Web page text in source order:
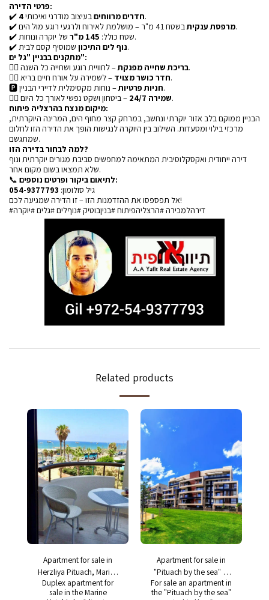
פרטי הדירה:
✔️
4 חדרים מרווחיםבעיצוב מודרני ואיכותי.
✔️
מרפסת ענקיתבשטח 41 מ"ר – מושלמת לאירוח ולרגעי רוגע מול הים.
✔️ שטח כולל: 145 מ"ר
של יוקרה ונוחות.
✔️
נוף לים התיכוןשמוסיף קסם לבית.
מתקנים בבניין "גל ים":
🏊‍♀️
בריכת שחייה מפנקת– לחוויית רוגע ושחייה כל השנה.
🏋️‍♀️
חדר כושר מצויד– לשמירה על אורח חיים בריא.
🅿️
חניות פרטיות– נוחות מקסימלית לדיירי הבניין.
👮‍♀️
שמירה 24/7– ביטחון ושקט נפשי לאורך כל היום.
מיקום מנצח בהרצליה פיתוח:
הבניין ממוקם בלב אזור יוקרתי ונחשב, במרחק קצר מחוף הים, המרינה היוקרתית,
מרכזי בילוי ומסעדות. השילוב בין היוקרה לנגישות הופך את הדירה הזו לחלום
שמתגשם.
למה לבחור בדירה הזו?
דירה ייחודית ואקסקלוסיבית המתאימה למחפשים סביבת מגורים יוקרתית ונוף
שלא תמצאו בשום מקום אחר.
📞
לתיאום ביקור ופרטים נוספים:
גיל סולומון: 054-9377793
אל תפספסו את ההזדמנות הזו – זו הדירה שמגיעה לכם!
#דירהלמכירה #הרצליהפיתוח #בניןבוטיק #נוףלים #גלים #יוקרה
Related products
Apartment for sale in
Herzliya Pituach, Marine
Heights building, 1
bedroom
Duplex apartment for
sale in the Marine
Apartment for sale in
"Pituach by the sea" in
Herzliya Pituach, 4
rooms
For sale an apartment in
the "Pituach by the sea"